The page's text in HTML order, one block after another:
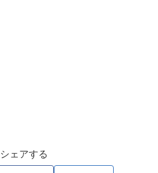
シェアする